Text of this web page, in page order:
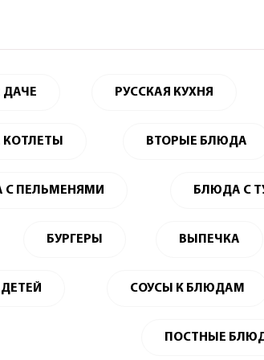
ДАЧЕ РУССКАЯ КУХНЯ
КОТЛЕТЫ ВТОРЫЕ БЛЮДА
С ПЕЛЬМЕНЯМИ БЛЮДА С
БУРГЕРЫ ВЫПЕЧКА
СОУСЫ К БЛЮДАМ
ПОСТНЫЕ